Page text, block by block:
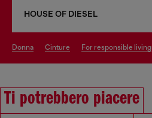
HOUSE OF DIESEL
donna cinture for responsible living
Ti potrebbero piacere